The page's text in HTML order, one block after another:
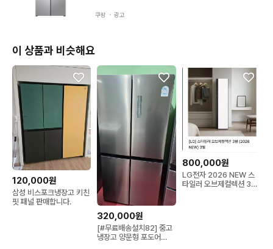
✅️택배 및 제품 주문시 문의 먼저 주세요^^
✅️모든 가전제품 사고파는곳!
부자중고매장(인천점) 입니다.😁
✅️번개톡 24시 답변ok!!
연수구위치,남동공단 및 송도부근,에어컨,생활가전
쿠팡 ・ 광고
이 상품과 비슷해요
120,000원
삼성 비스포크냉장고 키친
핏 패널 판매합니다.
320,000원
[#무료배송설치82] 중고
냉장고 양문형 포도어
800,000원
LG전자 2026 NEW 스
타일러 오브제컬렉션 3벌